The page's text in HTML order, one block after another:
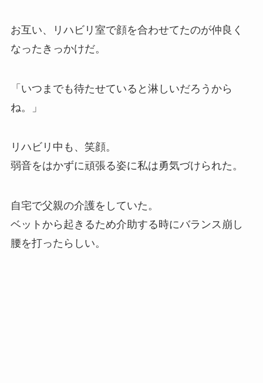
お互い、リハビリ室で顔を合わせてたのが仲良く
なったきっかけだ。
「いつまでも待たせていると淋しいだろうから
ね。」
リハビリ中も、笑顔。
弱音をはかずに頑張る姿に私は勇気づけられた。
自宅で父親の介護をしていた。
ベットから起きるため介助する時にバランス崩し
腰を打ったらしい。